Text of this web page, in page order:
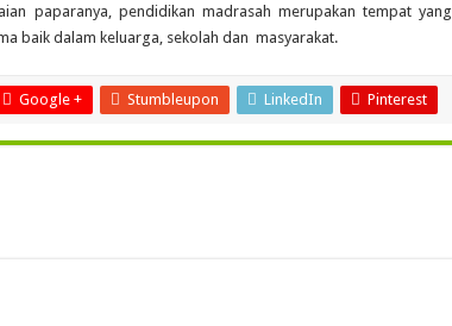
paparanya, pendidikan madrasah merupakan tempat yang
baik dalam keluarga, sekolah dan masyarakat.
Google + Stumbleupon LinkedIn Pinterest